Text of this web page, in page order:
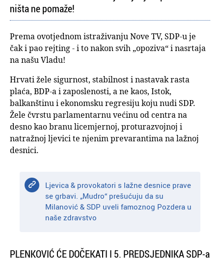
ništa ne pomaže!
Prema ovotjednom istraživanju Nove TV, SDP-u je
čak i pao rejting - i to nakon svih „opoziva“ i nasrtaja
na našu Vladu!
Hrvati žele sigurnost, stabilnost i nastavak rasta
plaća, BDP-a i zaposlenosti, a ne kaos, Istok,
balkanštinu i ekonomsku regresiju koju nudi SDP.
Žele čvrstu parlamentarnu većinu od centra na
desno kao branu licemjernoj, proturazvojnoj i
natražnoj ljevici te njenim prevarantima na lažnoj
desnici.
Ljevica & provokatori s lažne desnice prave
se grbavi. „Mudro“ prešućuju da su
Milanović & SDP uveli famoznog Pozdera u
naše zdravstvo
PLENKOVIĆ ĆE DOČEKATI I 5. PREDSJEDNIKA SDP-a